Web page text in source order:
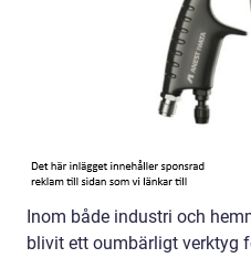
Inom både industri och
blivit ett oumbärligt verktyg